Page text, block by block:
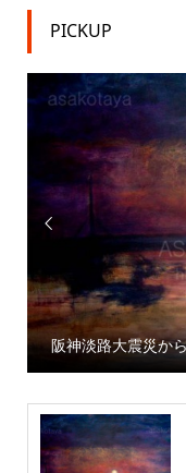
PICKUP

阪神淡路大震災か